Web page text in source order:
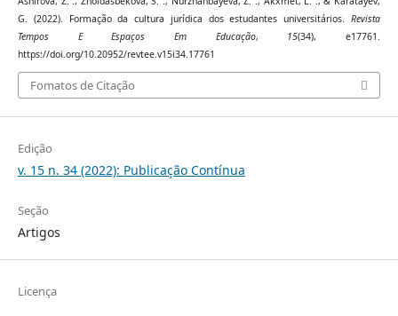
G. (2022). Formação da cultura jurídica dos estudantes universitários.Revista
Tempos E Espaços Em Educação, 15(34), e17761.
https://doi.org/10.20952/revtee.v15i34.17761
Fomatos de Citação
Edição
v. 15 n. 34 (2022): Publicação Contínua
Seção
Artigos
Licença